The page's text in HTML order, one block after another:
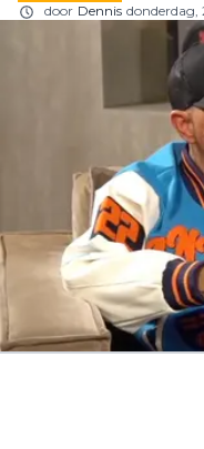
door Dennis donderdag,